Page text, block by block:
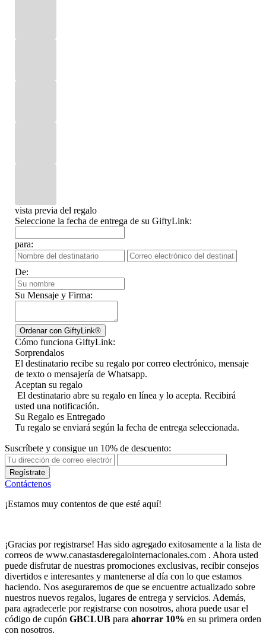
vista previa del regalo
Seleccione la fecha de entrega de su GiftyLink:
para:
De:
Su Mensaje y Firma:
Cómo funciona GiftyLink:
Sorprendalos
El destinatario recibe su regalo por correo electrónico, mensaje
de texto o mensajería de Whatsapp.
Aceptan su regalo
El destinatario abre su regalo en línea y lo acepta. Recibirá
usted una notificación.
Su Regalo es Entregado
Tu regalo se enviará según la fecha de entrega seleccionada.
Suscríbete y consigue un 10% de descuento:
Regístrate
Contáctenos
¡Estamos muy contentos de que esté aquí!
¡Gracias por registrarse! Has sido agregado exitosamente a la lista de
correos de www.canastasderegalointernacionales.com . Ahora usted
puede disfrutar de nuestras promociones exclusivas, recibir consejos
divertidos e interesantes y mantenerse al día con lo que estamos
haciendo. Nos aseguraremos de que se encuentre actualizado sobre
nuestros nuevos regalos, lugares de entrega y servicios. Además,
para agradecerle por registrarse con nosotros, ahora puede usar el
código de cupón GBCLUB para ahorrar 10% en su primera orden
con nosotros.